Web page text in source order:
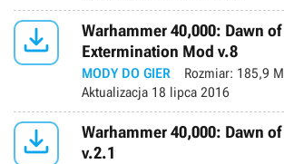

Warhammer 40,000: Dawn of
Extermination Mod v.8
MODY DO GIER Rozmiar: 185,9
Aktualizacja 18 lipca 2016

Warhammer 40,000: Dawn
v.2.1